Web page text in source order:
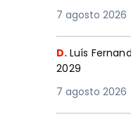
7 agosto 2026
D. Luís
2029
7 agosto 2026